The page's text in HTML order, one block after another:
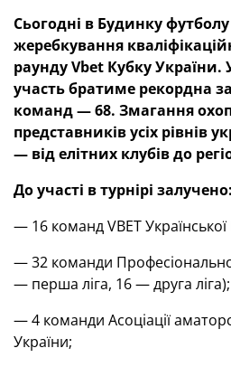
Сьогодні в Будинку футболу
жеребкування
раундуVbet Кубку України.
участь братиме рекордна
команд — 68. Змагання
представників усіх рівнів
— від елітних клубів до
До участі в турнірі залучено:
— 16 команд VBET Української
— 32 команди
— перша ліга, 16 — друга ліга);
— 4 команди Асоціації
України;